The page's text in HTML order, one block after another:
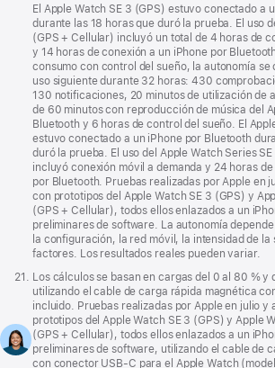
páginaEl Apple Watch SE 3 (GPS) estuvo conectado a
durante las 18 horas que duró la prueba. El uso
(GPS + Cellular) incluyó un total de 4 horas de
y 14 horas de conexión a un iPhone por
consumo con control del sueño, la autonomía se
uso siguiente durante 32 horas: 430
130 notificaciones, 20 minutos de utilización de
de 60 minutos con reproducción de música del
Bluetooth y 6 horas de control del sueño. El
estuvo conectado a un iPhone por Bluetooth
duró la prueba. El uso del Apple Watch Series
incluyó conexión móvil a demanda y 24 horas
por Bluetooth. Pruebas realizadas por Apple en
con prototipos del Apple Watch SE 3 (GPS) y
(GPS + Cellular), todos ellos enlazados a un
preliminares de software. La autonomía
la configuración, la red móvil, la intensidad de la
factores. Los resultados reales pueden variar.
Nota
página
21. Los cálculos se basan en cargas del 0 al 80 % y
utilizando el cable de carga rápida magnética
incluido. Pruebas realizadas por Apple en julio y
prototipos del Apple Watch SE 3 (GPS) y Apple
(GPS + Cellular), todos ellos enlazados a un
preliminares de software, utilizando el cable de
con conector USB‑C para el Apple Watch